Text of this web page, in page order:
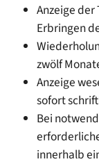
Anzeige
Erbringen
zwölf
Anzeige
sofort
Bei
innerhalb